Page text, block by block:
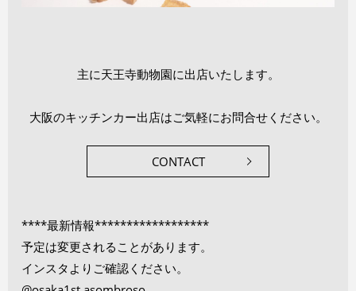
主に天王寺動物園に出店いたします。
大阪のキッチンカー出店はご気軽にお問合せください。
CONTACT
****最新情報******************
予定は変更されることがあります。
インスタよりご確認ください。